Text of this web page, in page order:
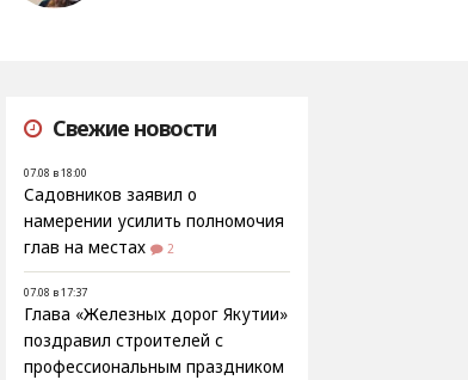
Свежие новости
07.08 в 18:00
Садовников заявил о
намерении усилить полномочия
глав на местах
2
07.08 в 17:37
Глава «Железных дорог Якутии»
поздравил строителей с
профессиональным праздником